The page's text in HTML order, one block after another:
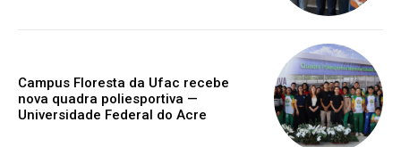
Campus Floresta da Ufac recebe
nova quadra poliesportiva —
Universidade Federal do Acre